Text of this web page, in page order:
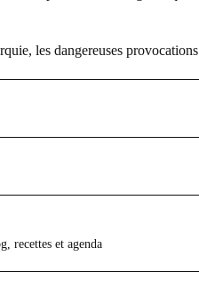
les dangereuses provocations
recettes et agenda